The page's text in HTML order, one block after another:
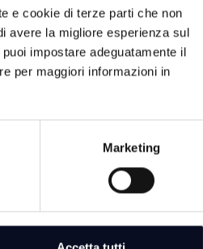
e cookie di terze parti che non
avere la migliore esperienza sul
impostare adeguatamente il
per maggiori informazioni in
Marketing
22:30
23:00